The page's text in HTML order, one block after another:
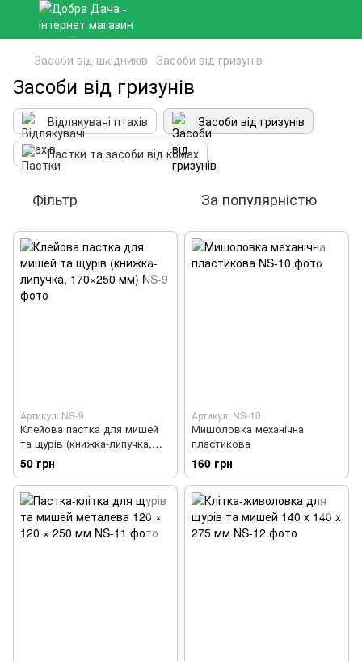
Засоби від шкідників Засоби від гризунів
Засоби від гризунів
Відлякувачі птахів
Засоби від гризунів
Пастки та засоби від комах
Фільтр За популярністю
Артикул: NS-9
Клейова пастка для мишей
та щурів (книжка-липучка,
170×250 мм)
50 грн
Артикул: NS-10
Мишоловка механічна
пластикова
160 грн